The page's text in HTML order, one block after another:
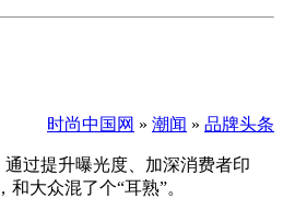
时尚中国网 » 潮闻 » 品牌头条
过提升曝光度、加深消费者印
大众混了个“耳熟”。